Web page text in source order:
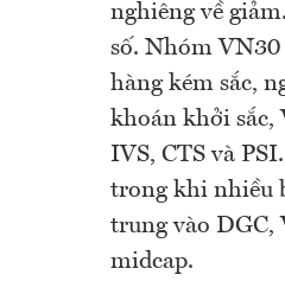
nghiêng về
số. Nhóm VN30
hàng kém sắc,
khoán khởi sắc,
IVS, CTS và
trong khi nhiều
trung vào DGC,
midcap.